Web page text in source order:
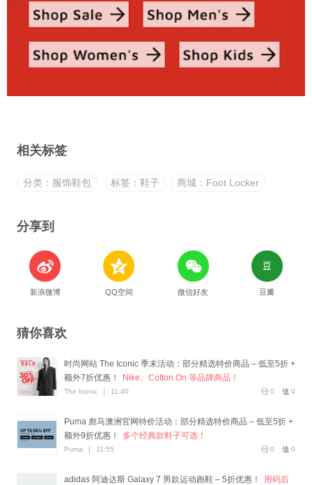
相关标签
分类：服饰鞋包 标签：鞋子 商城：Foot Locker
分享到
新浪微博 QQ空间 微信好友 豆瓣
猜你喜欢
时尚网站 The Iconic 季末活动：部分精选特价商品 – 低至5折 +
额外7折优惠！
Nike、Cotton On 等品牌商品！
0
0
The Iconic | 11:40
Puma 彪马澳洲官网特价活动：部分精选特价商品 – 低至5折 +
额外9折优惠！
多个经典款鞋子可选！
0
0
Puma | 11:55
adidas 阿迪达斯 Galaxy 7 男款运动跑鞋 – 5折优惠！
用码后